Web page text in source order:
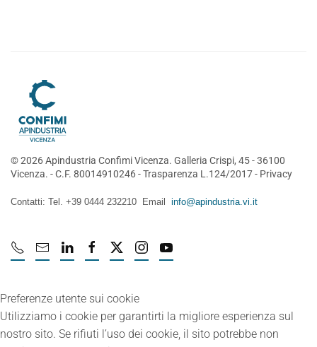
©2026Apindustria Confimi Vicenza. Galleria Crispi, 45 - 36100
Vicenza. - C.F. 80014910246 -Trasparenza L.124/2017- Privacy
Contatti: Tel. +39 0444 232210 Email info@apindustria.vi.it
Preferenze utente sui cookie
Utilizziamo i cookie per garantirti la migliore esperienza sul
nostro sito. Se rifiuti l’uso dei cookie, il sito potrebbe non